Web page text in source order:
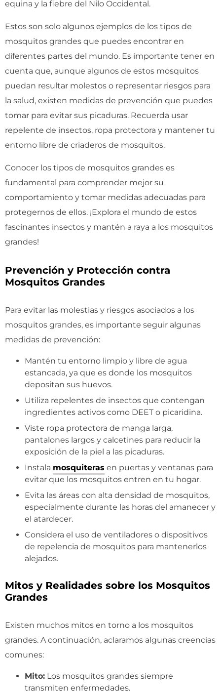
equina y la fiebre del Nilo Occidental.
Estos son solo algunos ejemplos de los tipos de
mosquitos grandes que puedes encontrar en
diferentes partes del mundo. Es importante tener en
cuenta que, aunque algunos de estos mosquitos
puedan resultar molestos o representar riesgos para
la salud, existen medidas de prevención que puedes
tomar para evitar sus picaduras. Recuerda usar
repelente de insectos, ropa protectora y mantener tu
entorno libre de criaderos de mosquitos.
Conocer los tipos de mosquitos grandes es
fundamental para comprender mejor su
comportamiento y tomar medidas adecuadas para
protegernos de ellos. ¡Explora el mundo de estos
fascinantes insectos y mantén a raya a los mosquitos
grandes!
Prevención y Protección contra
Mosquitos Grandes
Para evitar las molestias y riesgos asociados a los
mosquitos grandes, es importante seguir algunas
medidas de prevención:
Mantén tu entorno limpio y libre de agua
estancada, ya que es donde los mosquitos
depositan sus huevos.
Utiliza repelentes de insectos que contengan
ingredientes activos como DEET o picaridina.
Viste ropa protectora de manga larga,
pantalones largos y calcetines para reducir la
exposición de la piel a las picaduras.
Instala mosquiteras en puertas y ventanas para
evitar que los mosquitos entren en tu hogar.
Evita las áreas con alta densidad de mosquitos,
especialmente durante las horas del amanecer y
el atardecer.
Considera el uso de ventiladores o dispositivos
de repelencia de mosquitos para mantenerlos
alejados.
Mitos y Realidades sobre los Mosquitos
Grandes
Existen muchos mitos en torno a los mosquitos
grandes. A continuación, aclaramos algunas creencias
comunes:
Mito: Los mosquitos grandes siempre
transmiten enfermedades.